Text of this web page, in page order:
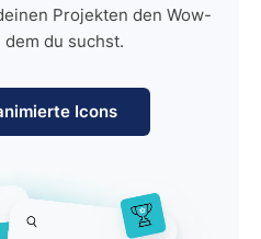
Projekten den Wow-
dem du suchst.
Icons